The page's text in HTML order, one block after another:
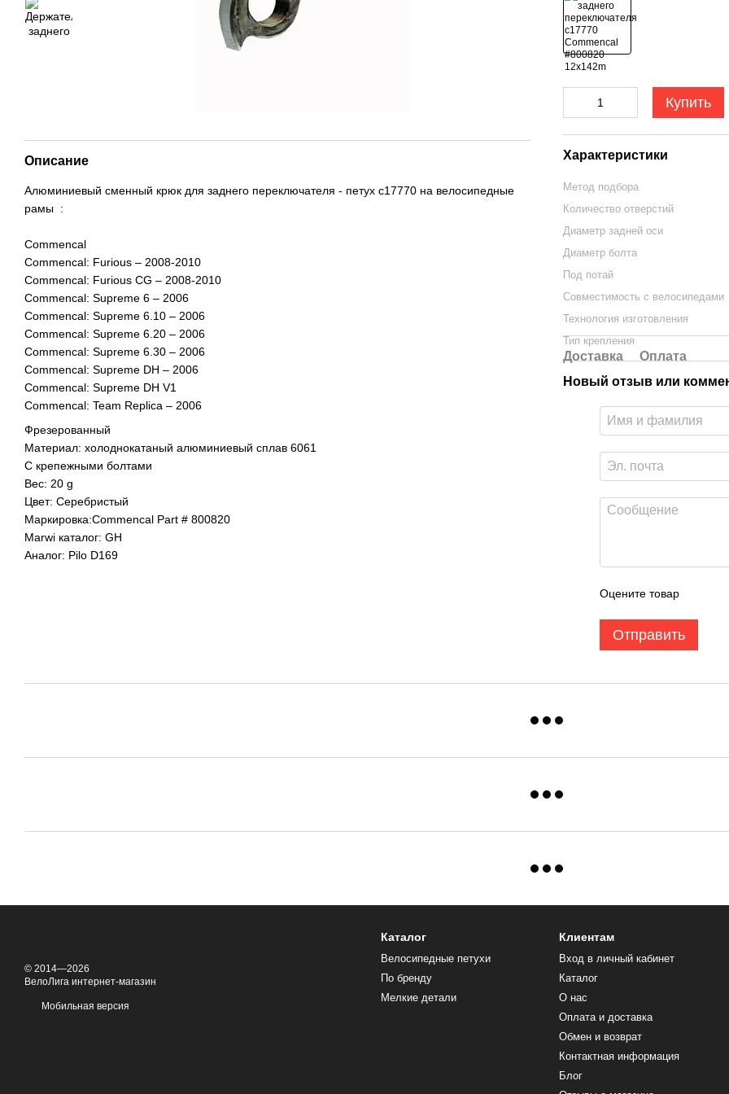
Описание
Алюминиевый сменный крюк для заднего переключателя - петух c17770 на велосипедные
рамы :
Commencal
Commencal: Furious – 2008-2010
Commencal: Furious CG – 2008-2010
Commencal: Supreme 6 – 2006
Commencal: Supreme 6.10 – 2006
Commencal: Supreme 6.20 – 2006
Commencal: Supreme 6.30 – 2006
Commencal: Supreme DH – 2006
Commencal: Supreme DH V1
Commencal: Team Replica – 2006
Фрезерованный
Материал: холоднокатаный алюминиевый сплав 6061
С крепежными болтами
Вес: 20 g
Цвет: Серебристый
Маркировка:Commencal Part # 800820
Marwi каталог: GH
Аналог: Pilo D169
Купить
Характеристики
Метод подбора
Количество отверстий
Диаметр задней оси
Диаметр болта
Под потай
Совместимость с велосипедами
Технология изготовления
Тип крепления
Доставка
Оплата
Новый отзыв или
Оцените товар
Отправить
© 2014—2026
ВелоЛига интернет-магазин
Мобильная версия
Каталог
Велосипедные петухи
По бренду
Мелкие детали
Клиентам
Вход в личный кабинет
Каталог
О нас
Оплата и доставка
Обмен и возврат
Контактная информация
Блог